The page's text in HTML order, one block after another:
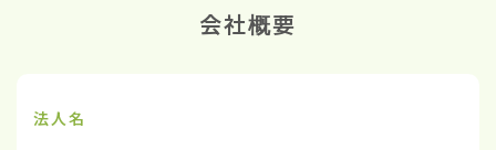
会社概要
法人名